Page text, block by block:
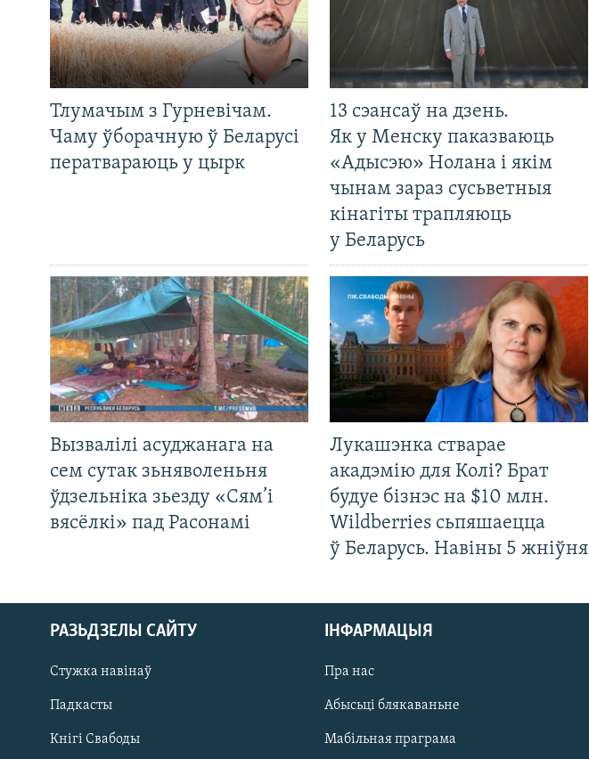
Тлумачым з Гурневічам.
Чаму ўборачную ў Беларусі
ператвараюць у цырк
13 сэансаў на дзень.
Як у Менску паказваюць
«Адысэю» Нолана і якім
чынам зараз сусьветныя
кінагіты трапляюць
у Беларусь
Вызвалілі асуджанага на
сем сутак зьняволеньня
ўдзельніка зьезду «Сям’і
вясёлкі» пад Расонамі
Лукашэнка стварае
акадэмію для Колі? Брат
будуе бізнэс на $10 млн.
Wildberries сьпяшаецца
ў Беларусь. Навіны 5 жніўня
РАЗЬДЗЕЛЫ САЙТУ
Стужка навінаў
Падкасты
Кнігі Свабоды
ІНФАРМАЦЫЯ
Пра нас
Абысьці блякаваньне
Мабільная праграма